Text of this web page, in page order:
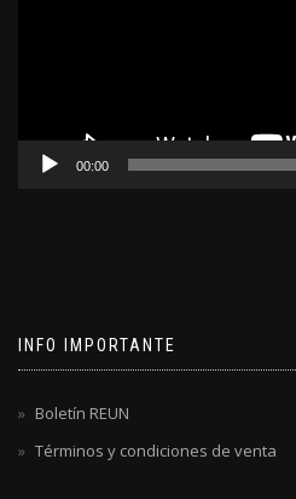
00:00
INFO IMPORTANTE
Boletín REUN
Términos y condiciones de venta